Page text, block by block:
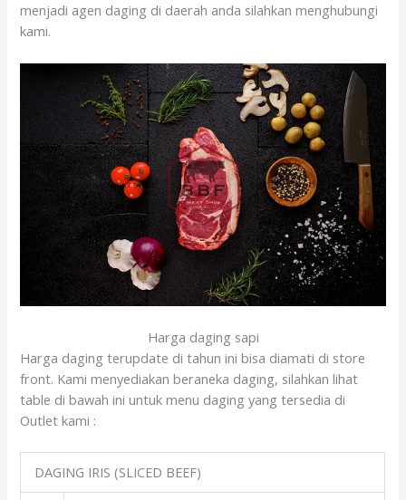
menjadi agen daging di daerah anda silahkan menghubungi
kami.
Harga daging sapi
Harga daging terupdate di tahun ini bisa diamati di store
front. Kami menyediakan beraneka daging, silahkan lihat
table di bawah ini untuk menu daging yang tersedia di
Outlet kami :
DAGING IRIS (SLICED BEEF)